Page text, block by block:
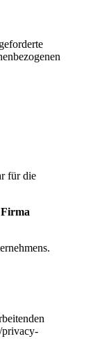
für die
privacy-